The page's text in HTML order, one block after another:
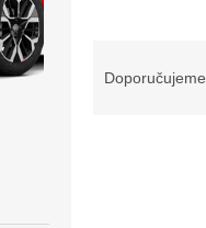
Doporučujeme